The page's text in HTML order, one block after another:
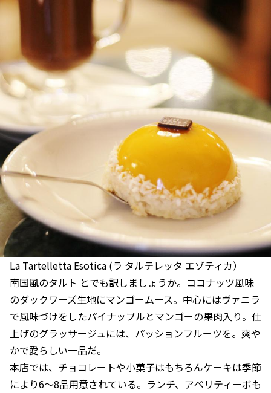
La Tartelletta Esotica (ラ タルテレッタ エゾティカ）
南国風のタルト とでも訳しましょうか。ココナッツ風味
のダックワーズ生地にマンゴームース。中心にはヴァニラ
で風味づけをしたパイナップルとマンゴーの果肉入り。仕
上げのグラッサージュには、パッションフルーツを。爽や
かで愛らしい一品だ。
本店では、チョコレートや小菓子はもちろんケーキは季節
により6～8品用意されている。ランチ、アペリティーボも